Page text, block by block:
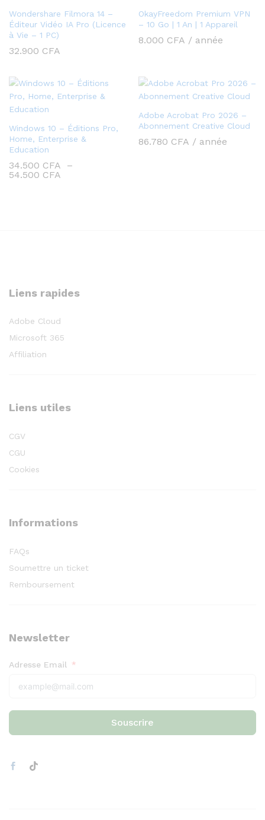
Wondershare Filmora 14 –
Éditeur Vidéo IA Pro (Licence
à Vie – 1 PC)
32.900 CFA
OkayFreedom Premium VPN
– 10 Go | 1 An | 1 Appareil
8.000 CFA / année
Windows 10 – Éditions Pro,
Home, Enterprise &
Education
34.500 CFA
–
54.500 CFA
Adobe Acrobat Pro 2026 –
Abonnement Creative Cloud
86.780 CFA / année
Liens rapides
Adobe Cloud
Microsoft 365
Affiliation
Liens utiles
CGV
CGU
Cookies
Informations
FAQs
Soumettre un ticket
Remboursement
Newsletter
Adresse Email
Souscrire